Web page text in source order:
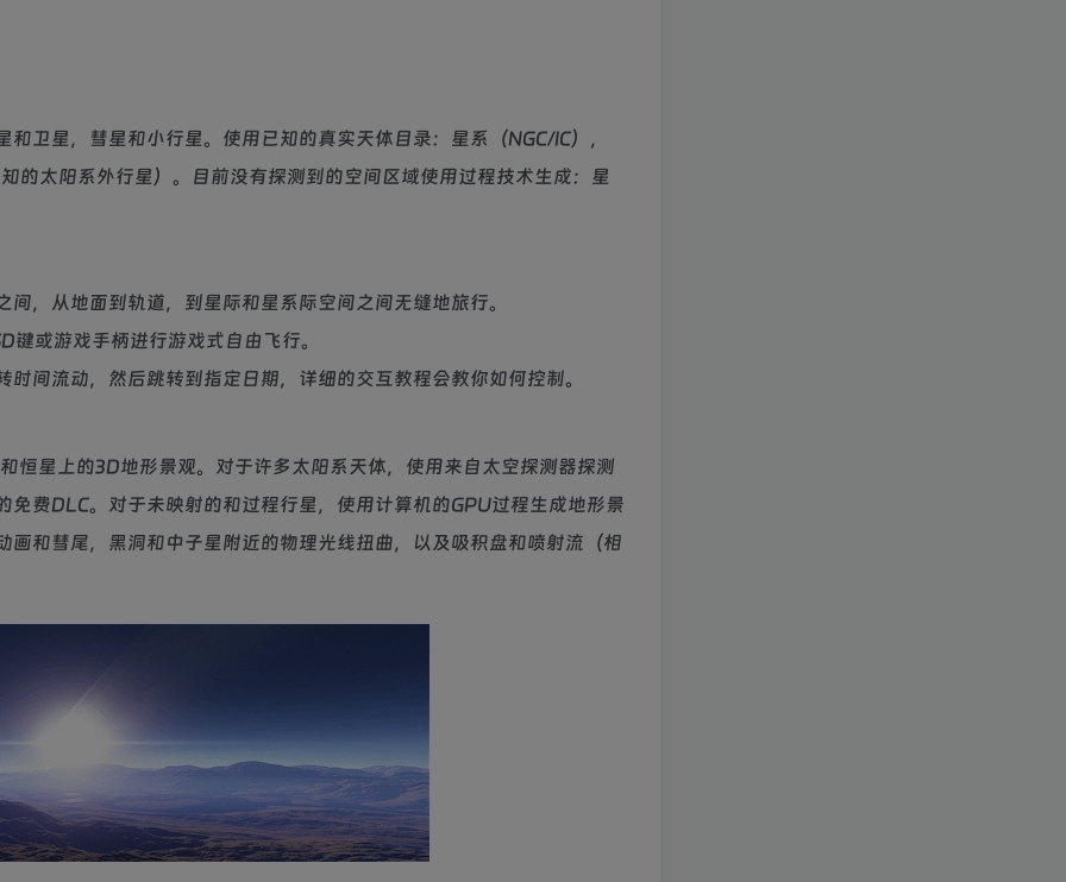
卫星，彗星和小行星。使用已知的真实天体目录：星系（NGC/IC），
的太阳系外行星）。目前没有探测到的空间区域使用过程技术生成：星
，从地面到轨道，到星际和星系际空间之间无缝地旅行。
或游戏手柄进行游戏式自由飞行。
间流动，然后跳转到指定日期，详细的交互教程会教你如何控制。
恒星上的3D地形景观。对于许多太阳系天体，使用来自太空探测器探测
费DLC。对于未映射的和过程行星，使用计算机的GPU过程生成地形景
和彗尾，黑洞和中子星附近的物理光线扭曲，以及吸积盘和喷射流（相